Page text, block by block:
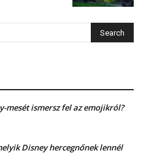
mesét ismersz fel az emojikról?
Disney hercegnőnek lennél